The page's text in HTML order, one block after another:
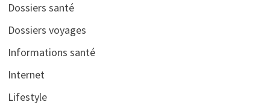
Dossiers santé
Dossiers voyages
Informations santé
Internet
Lifestyle